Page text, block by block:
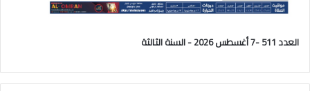
العدد 511 -7 أغسطس 2026 - السنة الثالثة